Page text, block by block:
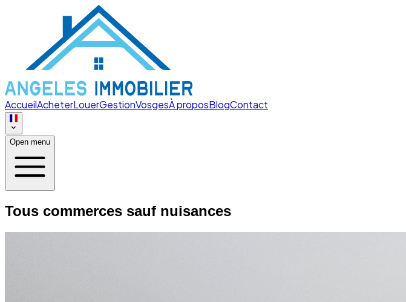
AccueilAcheterLouerGestionVosgesÀ proposBlogContact
Open menu
Tous commerces sauf nuisances